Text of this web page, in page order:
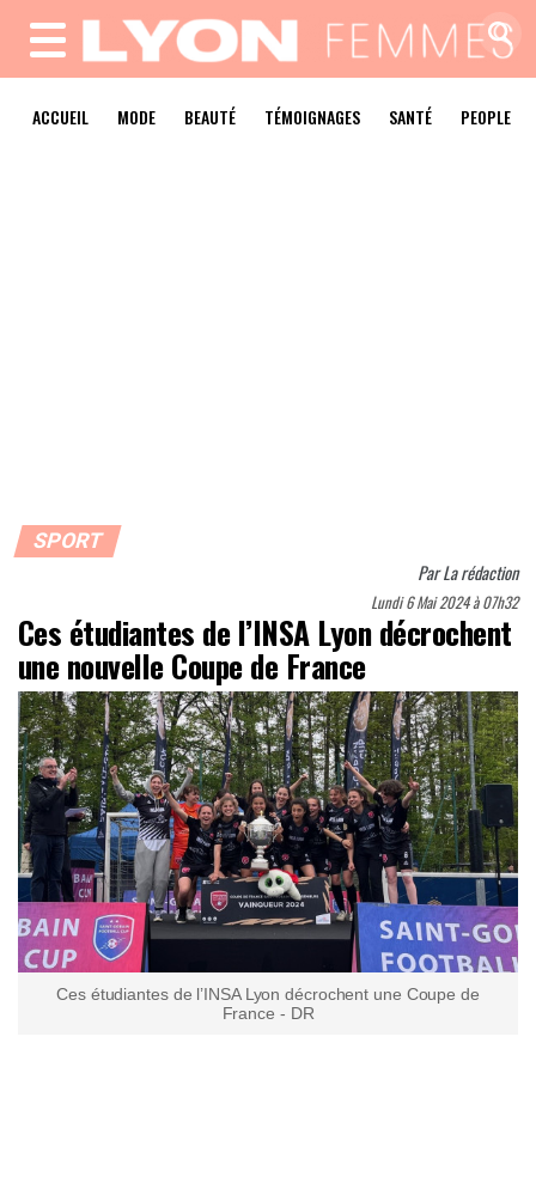
MENU
ACCUEIL MODE BEAUTÉ TÉMOIGNAGES SANTÉ PEOPLE
SPORT
ParLa rédaction
Lundi 6 Mai 2024 à 07h32
Ces étudiantes de l’INSA Lyon décrochent
une nouvelle Coupe de France
Ces étudiantes de l’INSA Lyon décrochent une Coupe de
France - DR